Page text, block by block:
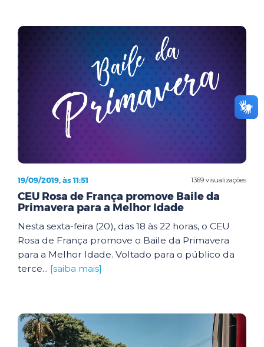
1369 visualizações
19/09/2019, às 11:51
CEU Rosa de França promove Baile da
Primavera para a Melhor Idade
Nesta sexta-feira (20), das 18 às 22 horas, o CEU
Rosa de França promove o Baile da Primavera
para a Melhor Idade. Voltado para o público da
terce... [saiba mais]